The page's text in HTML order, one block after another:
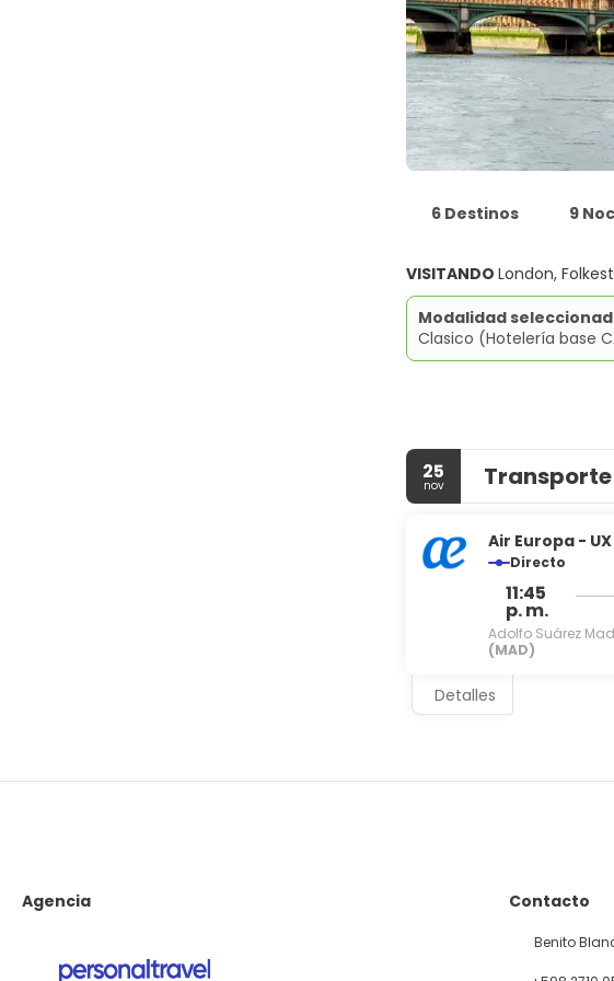
6 Destinos 9
VISITANDO London,
Modalidad
Clasico (Hotelería base
25
nov
Air Europa -
Directo
11:45
p. m.
Adolfo Suárez
(MAD)
Detalles
Agencia Contacto
Benito